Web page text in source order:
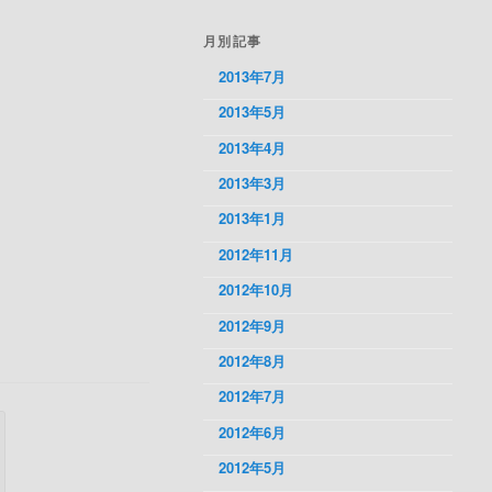
月別記事
2013年7月
2013年5月
2013年4月
2013年3月
2013年1月
2012年11月
2012年10月
2012年9月
2012年8月
2012年7月
2012年6月
2012年5月